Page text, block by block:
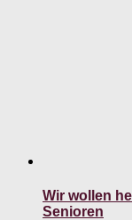
Wir wollen
Senioren